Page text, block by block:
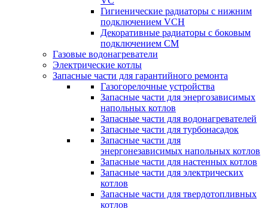
Гигиенические радиаторы c нижним
подключением VCH
Декоративные радиаторы с боковым
подключением CM
Газовые водонагреватели
Электрические котлы
Запасные части для гарантийного ремонта
Газогорелочные устройства
Запасные части для энергозависимых
напольных котлов
Запасные части для водонагревателей
Запасные части для турбонасадок
Запасные части для
энергонезависимых напольных котлов
Запасные части для настенных котлов
Запасные части для электрических
котлов
Запасные части для твердотопливных
котлов